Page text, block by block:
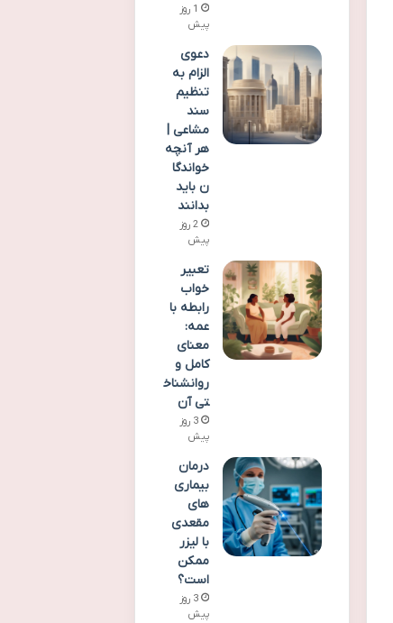
1 روز
پیش
دعوی
الزام به
تنظیم
سند
مشاعی |
هر آنچه
خواندگا
ن باید
بدانند
2 روز
پیش
تعبیر
خواب
رابطه با
عمه:
معنای
کامل و
روانشناخ
تی آن
3 روز
پیش
درمان
بیماری
های
مقعدی
با لیزر
ممکن
است؟
3 روز
پیش